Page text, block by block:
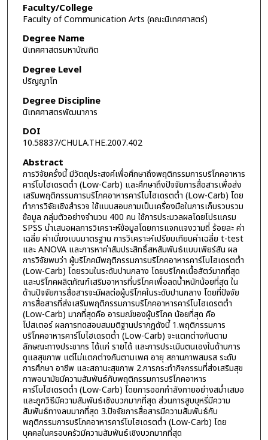
Faculty/College
Faculty of Communication Arts (คณะนิเทศศาสตร์)
Degree Name
นิเทศศาสตรมหาบัณฑิต
Degree Level
ปริญญาโท
Degree Discipline
นิเทศศาสตรพัฒนาการ
DOI
10.58837/CHULA.THE.2007.402
Abstract
การวิจัยครั้งนี้ มีวัตถุประสงค์เพื่อศึกษาถึงพฤติกรรมการบริโภคอาหาร
คาร์โบไฮเดรตต่ำ (Low-Carb) และศึกษาถึงปัจจัยการสื่อสารเพื่อส่ง
เสริมพฤติกรรมการบริโภคอาหารคาร์โบไฮเดรตต่ำ (Low-Carb) โดย
ทำการวิจัยเชิงสำรวจ ใช้แบบสอบถามเป็นเครื่องมือในการเก็บรวบรวม
ข้อมูล กลุ่มตัวอย่างจำนวน 400 คน ใช้การประมวลผลโดยโปรแกรม
SPSS นำเสนอผลการวิเคราะห์ข้อมูลโดยการแจกแจงวามถี่ ร้อยละ ค่า
เฉลี่ย ค่าเบี่ยงเบนมาตรฐาน การวิเคราะห์เปรียบเทียบค่าเฉลี่ย t-test
และ ANOVA และการหาค่าสัมประสิทธิ์สหสัมพันธ์แบบเพียร์สัน ผล
การวิจัยพบว่า ผู้บริโภคมีพฤติกรรมการบริโภคอาหารคาร์โบไฮเดรตต่ำ
(Low-Carb) โดยรวมในระดับปานกลาง โดยบริโภคเนื้อสัตว์มากที่สุด
และบริโภคผลิตภัณฑ์เสริมอาหารที่บริโภคเพื่อลดน้ำหนักน้อยที่สุด ใน
ด้านปัจจัยการสื่อสารจะมีผลต่อผู้บริโภคในระดับปานกลาง โดยที่ปัจจัย
การสื่อสารที่ส่งเสริมพฤติกรรมการบริโภคอาหารคาร์โบไฮเดรตต่ำ
(Low-Carb) มากที่สุดคือ อารมณ์ของผู้บริโภค น้อยที่สุด คือ
โปสเตอร์ ผลการทดสอบสมมติฐานปรากฏดังนี้ 1.พฤติกรรมการ
บริโภคอาหารคาร์โบไฮเดรตต่ำ (Low-Carb) จะแตกต่างกันตาม
ลักษณะทางประชากร ได้แก่ รายได้ และการประเมินตนเองในด้านการ
ดูแลสุขภาพ แต่ไม่แตกต่างกันตามเพศ อายุ สถานภาพสมรส ระดับ
การศึกษา อาชีพ และสถานะสุขภาพ 2.การกระทำกิจกรรมที่ส่งเสริมสุข
ภาพอนามัยมีความสัมพันธ์กับพฤติกรรมการบริโภคอาหาร
คาร์โบไฮเดรตต่ำ (Low-Carb) โดยการออกกำลังกายอย่างสม่ำเสมอ
และถูกวิธีมีความสัมพันธ์เชิงบวกมากที่สุด ส่วนการสูบบุหรี่มีความ
สัมพันธ์ทางลบมากที่สุด 3.ปัจจัยการสื่อสารมีความสัมพันธ์กับ
พฤติกรรมการบริโภคอาหารคาร์โบไฮเดรตต่ำ (Low-Carb) โดย
บุคคลในครอบครัวมีความสัมพันธ์เชิงบวกมากที่สุด